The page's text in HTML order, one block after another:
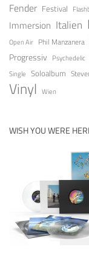
Fender Festival
Immersion Italien
Open Air Phil Manzanera
Progressiv Psychedelic
Single Soloalbum
Vinyl Wien
WISH YOU WERE